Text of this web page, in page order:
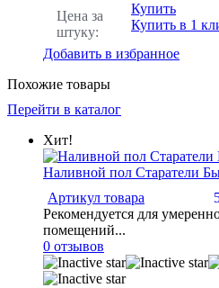
Цена за
штуку:
Купить
Купить в 1
Добавить в избранное
Похожие товары
Перейти в каталог
Хит!
Наливной пол Старатели
Артикул товара
Рекомендуется для
помещений...
0 отзывов